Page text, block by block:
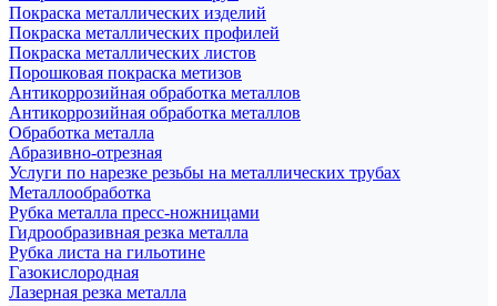
Покраска металлических изделий
Покраска металлических профилей
Покраска металлических листов
Порошковая покраска метизов
Антикоррозийная обработка металлов
Антикоррозийная обработка металлов
Обработка металла
Абразивно-отрезная
Услуги по нарезке резьбы на металлических трубах
Металлообработка
Рубка металла пресс-ножницами
Гидрообразивная резка металла
Рубка листа на гильотине
Газокислородная
Лазерная резка металла